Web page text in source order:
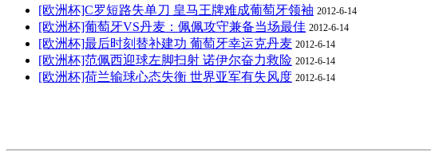
[欧洲杯]C罗短路失单刀 皇马王牌难成葡萄牙领袖 2012-6-14
[欧洲杯]葡萄牙VS丹麦：佩佩攻守兼备当场最佳 2012-6-14
[欧洲杯]最后时刻替补建功 葡萄牙幸运克丹麦 2012-6-14
[欧洲杯]范佩西迎球左脚扫射 诺伊尔奋力救险 2012-6-14
[欧洲杯]荷兰输球心态失衡 世界亚军有失风度 2012-6-14